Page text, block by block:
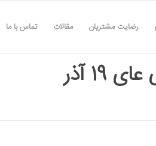
رضایت مشتریان مقالات تماس با ما
19 آذر